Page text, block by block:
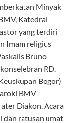
Minyak
Katedral
yang terdiri
Imam religius
Bruno
RD.
Bogor)
BMV
Diakon. Acara
dan ratusan umat